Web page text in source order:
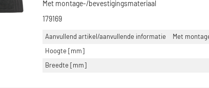
Met montage-/bevestigingsmateriaal
179169
Aanvullend artikel/aanvullende informatie
Met
Hoogte [mm]
Breedte [mm]